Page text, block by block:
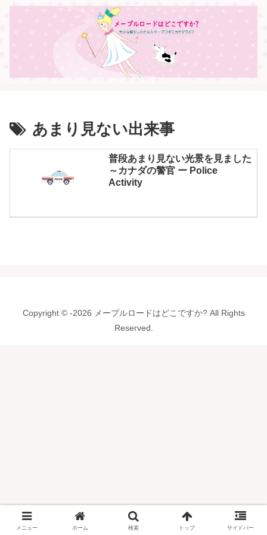
あまり見ない出来事
普段あまり見ない光景を見ました
～カナダの警官 ー Police
Activity
Copyright © -2026 メープルロードはどこですか? All Rights
Reserved.
メニュー ホーム 検索 トップ サイドバー